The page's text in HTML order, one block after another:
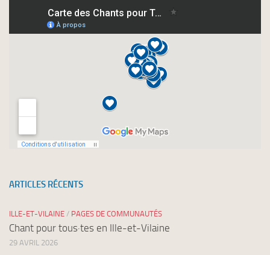
newsletters
ARTICLES RÉCENTS
ILLE-ET-VILAINE / PAGES DE COMMUNAUTÉS
Chant pour tous·tes en Ille-et-Vilaine
29 AVRIL 2026